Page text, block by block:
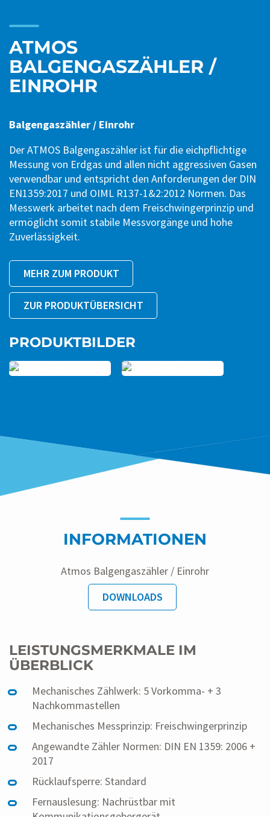
ATMOS
BALGENGASZÄHLER /
EINROHR
Balgengaszähler / Einrohr
Der ATMOS Balgengaszähler ist für die eichpflichtige
Messung von Erdgas und allen nicht aggressiven Gasen
verwendbar und entspricht den Anforderungen der DIN
EN1359:2017 und OIML R137-1&2:2012 Normen. Das
Messwerk arbeitet nach dem Freischwingerprinzip und
ermöglicht somit stabile Messvorgänge und hohe
Zuverlässigkeit.
MEHR ZUM PRODUKT
ZUR PRODUKTÜBERSICHT
PRODUKTBILDER
INFORMATIONEN
Atmos Balgengaszähler / Einrohr
DOWNLOADS
LEISTUNGSMERKMALE IM
ÜBERBLICK
Mechanisches Zählwerk: 5 Vorkomma- + 3
Nachkommastellen
Mechanisches Messprinzip: Freischwingerprinzip
Angewandte Zähler Normen: DIN EN 1359: 2006 +
2017
Rücklaufsperre: Standard
Fernauslesung: Nachrüstbar mit